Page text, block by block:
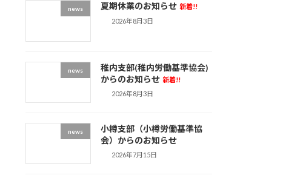
news 夏期休業のお知らせ 新着!!
2026年8月3日
news
稚内支部(稚内労働基準協会)
からのお知らせ 新着!!
2026年8月3日
news
小樽支部（小樽労働基準協
会）からのお知らせ
2026年7月15日